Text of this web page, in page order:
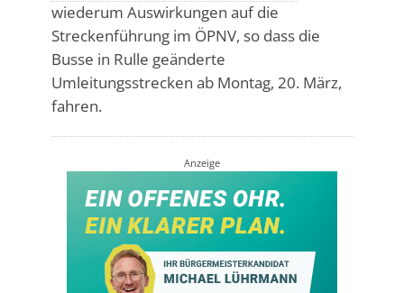
wiederum Auswirkungen auf die
Streckenführung im ÖPNV, so dass die
Busse in Rulle geänderte
Umleitungsstrecken ab Montag, 20. März,
fahren.
Anzeige